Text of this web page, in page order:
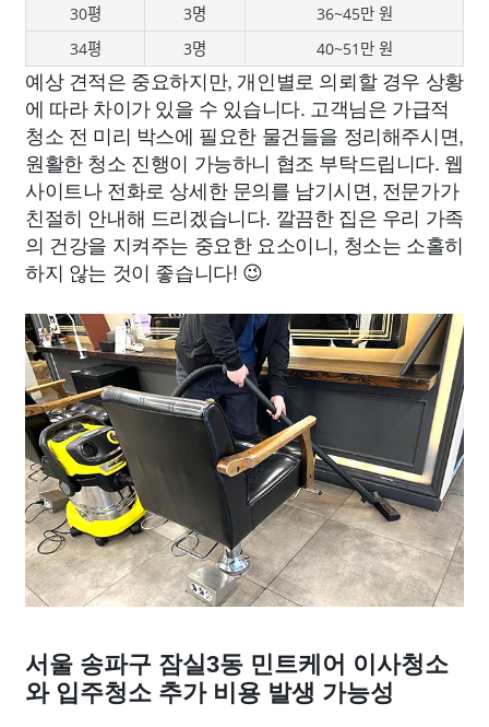
30평 3명
36~45만 원
34평
3명 40~51만 원
예상 견적은 중요하지만, 개인별로 의뢰할 경우 상황
에 따라 차이가 있을 수 있습니다. 고객님은 가급적
청소 전 미리 박스에 필요한 물건들을 정리해주시면,
원활한 청소 진행이 가능하니 협조 부탁드립니다. 웹
사이트나 전화로 상세한 문의를 남기시면, 전문가가
친절히 안내해 드리겠습니다. 깔끔한 집은 우리 가족
의 건강을 지켜주는 중요한 요소이니, 청소는 소홀히
하지 않는 것이 좋습니다! 😉
서울 송파구 잠실3동 민트케어 이사청소
와 입주청소 추가 비용 발생 가능성